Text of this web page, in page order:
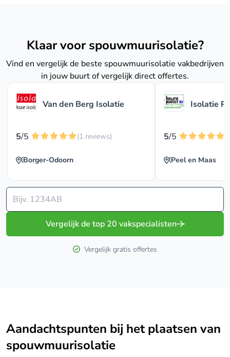
Klaar voor spouwmuurisolatie?
Vind en vergelijk de beste spouwmuurisolatie vakbedrijven
in jouw buurt of vergelijk direct offertes.
Van den Berg Isolatie
5/5 (1 reviews)
Borger-Odoorn
Isolatie
5/5
Peel en Maas
Vergelijk de top 20 vakspecialisten
Vergelijk gratis offertes
Aandachtspunten bij het plaatsen van
spouwmuurisolatie